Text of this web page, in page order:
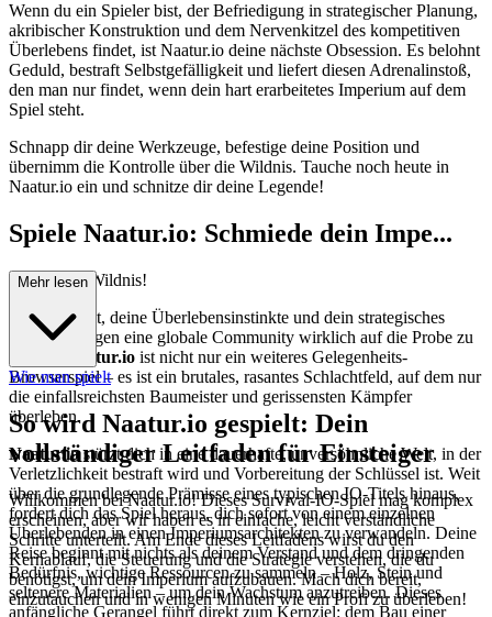
Wenn du ein Spieler bist, der Befriedigung in strategischer Planung,
akribischer Konstruktion und dem Nervenkitzel des kompetitiven
Überlebens findet, ist Naatur.io deine nächste Obsession. Es belohnt
Geduld, bestraft Selbstgefälligkeit und liefert diesen Adrenalinstoß,
den man nur findet, wenn dein hart erarbeitetes Imperium auf dem
Spiel steht.
Schnapp dir deine Werkzeuge, befestige deine Position und
übernimm die Kontrolle über die Wildnis. Tauche noch heute in
Naatur.io ein und schnitze dir deine Legende!
Spiele Naatur.io: Schmiede dein Impe...
rium in der Wildnis!
Bist du bereit, deine Überlebensinstinkte und dein strategisches
Geschick gegen eine globale Community wirklich auf die Probe zu
Naatur.io ist nicht nur ein weiteres Gelegenheits-
Browserspiel – es ist ein brutales, rasantes Schlachtfeld, auf dem nur
die einfallsreichsten Baumeister und gerissensten Kämpfer
überleben.
Naatur.iostürzt dich in eine dauerhafte, unversöhnliche Welt, in der
Verletzlichkeit bestraft wird und Vorbereitung der Schlüssel ist. Weit
über die grundlegende Prämisse eines typischen IO-Titels hinaus,
fordert dich das Spiel heraus, dich sofort von einem einzelnen
Überlebenden in einen Imperiumsarchitekten zu verwandeln. Deine
Reise beginnt mit nichts als deinem Verstand und dem dringenden
Bedürfnis, wichtige Ressourcen zu sammeln – Holz, Stein und
seltenere Materialien – um dein Wachstum anzutreiben. Dieses
anfängliche Gerangel führt direkt zum Kernziel: dem Bau einer
Mehr lesen
Wie man spielt
So wird Naatur.io gespielt: Dein
vollständiger Leitfaden für Einsteiger
Willkommen bei Naatur.io! Dieses Survival-IO-Spiel mag komplex
erscheinen, aber wir haben es in einfache, leicht verständliche
Schritte unterteilt. Am Ende dieses Leitfadens wirst du den
Kernablauf, die Steuerung und die Strategie verstehen, die du
benötigst, um dein Imperium aufzubauen. Mach dich bereit,
einzutauchen und in wenigen Minuten wie ein Profi zu überleben!